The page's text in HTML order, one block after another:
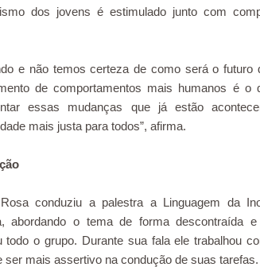
dos jovens é estimulado junto com
e não temos certeza de como será o futuro
de comportamentos mais humanos é o
essas mudanças que já estão
mais justa para todos”, afirma.
conduziu a palestra a Linguagem da
abordando o tema de forma descontraída
todo o grupo. Durante sua fala ele trabalhou
ser mais assertivo na condução de suas tarefas.